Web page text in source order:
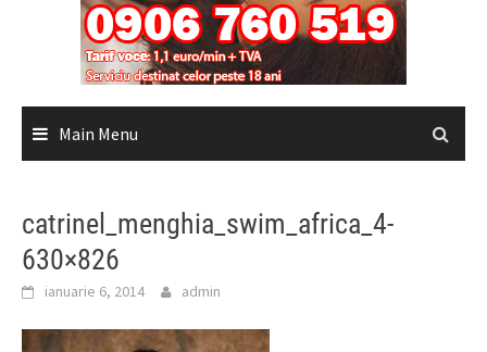
Main Menu
catrinel_menghia_swim_africa_4-
630×826
ianuarie 6, 2014 admin